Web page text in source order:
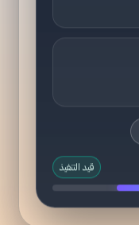
قيد التنفيذ